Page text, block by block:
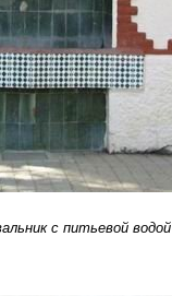
с питьевой водой